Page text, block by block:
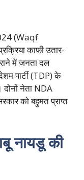
(Waqf
काफी उतार-
में जनता दल
पार्टी (TDP) के
नेता NDA
को बहुमत प्राप्त
नायडू की